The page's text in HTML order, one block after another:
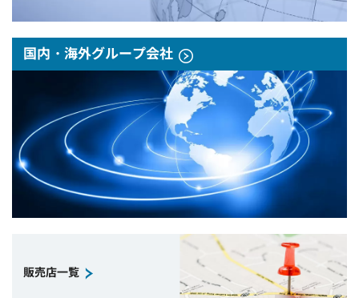
国内・海外グループ会社
販売店一覧